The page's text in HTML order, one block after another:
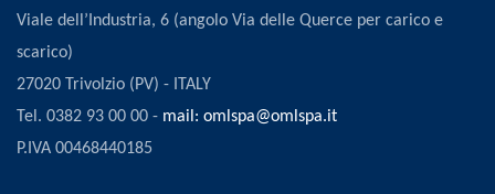
Viale dell’Industria, 6 (angolo Via delle Querce per carico e
scarico)
27020 Trivolzio (PV) - ITALY
Tel. 0382 93 00 00 - mail: omlspa@omlspa.it
P.IVA 00468440185